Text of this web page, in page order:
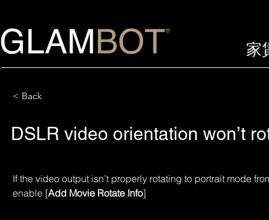
家
< Back
DSLR video orientation won’t
If the video output isn’t properly rotating to portrait mode
enable [Add Movie Rotate Info]